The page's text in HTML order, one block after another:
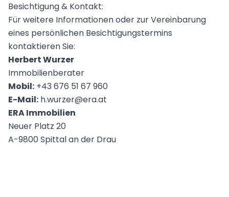
Besichtigung & Kontakt:
Für weitere Informationen oder zur Vereinbarung
eines persönlichen Besichtigungstermins
kontaktieren Sie:
Herbert Wurzer
Immobilienberater
Mobil: +43 676 51 67 960
E-Mail: h.wurzer@era.at
ERA Immobilien
Neuer Platz 20
A-9800 Spittal an der Drau